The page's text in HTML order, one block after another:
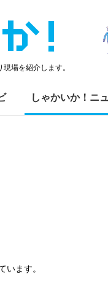
か！
場を紹介します。
しゃかいか！ニ
います。